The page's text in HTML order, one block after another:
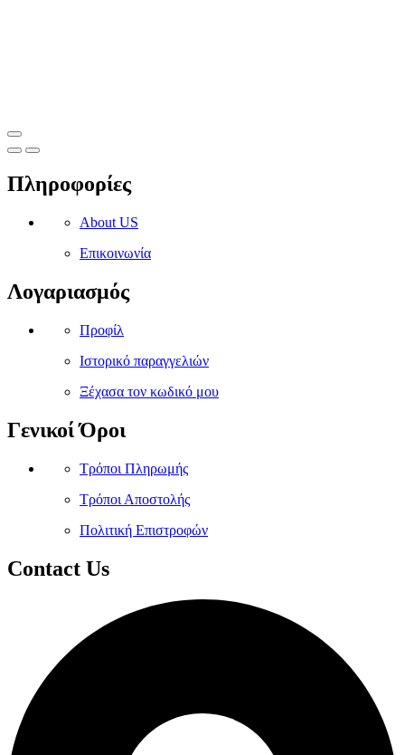
Πληροφορίες
About US
Επικοινωνία
Λογαριασμός
Προφίλ
Ιστορικό παραγγελιών
Ξέχασα τον κωδικό μου
Γενικοί Όροι
Τρόποι Πληρωμής
Τρόποι Αποστολής
Πολιτική Επιστροφών
Contact Us